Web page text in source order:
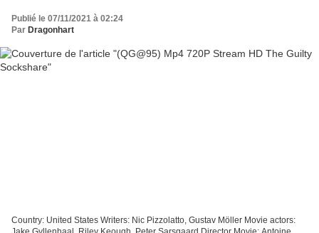
Publié le 07/11/2021 à 02:24
Par Dragonhart
Country: United States Writers: Nic Pizzolatto, Gustav Möller Movie actors: